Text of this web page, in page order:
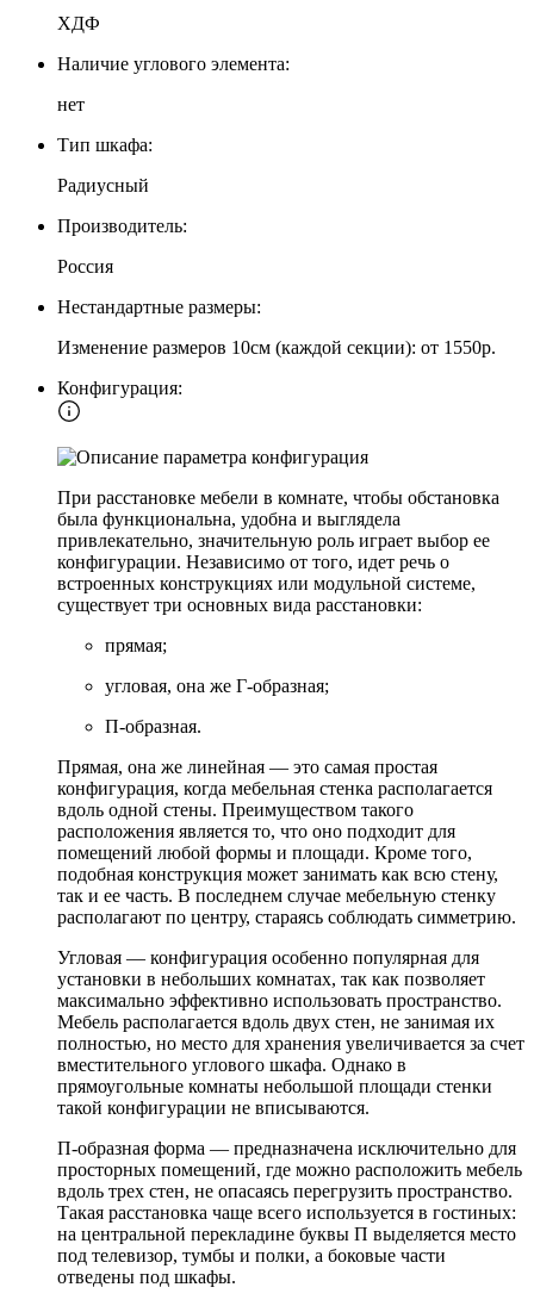
ХДФ
Наличие углового элемента:
нет
Тип шкафа:
Радиусный
Производитель:
Россия
Нестандартные размеры:
Изменение размеров 10см (каждой секции): от 1550р.
Конфигурация:
При расстановке мебели в комнате, чтобы обстановка
была функциональна, удобна и выглядела
привлекательно, значительную роль играет выбор ее
конфигурации. Независимо от того, идет речь о
встроенных конструкциях или модульной системе,
существует три основных вида расстановки:
прямая;
угловая, она же Г-образная;
П-образная.
Прямая, она же линейная — это самая простая
конфигурация, когда мебельная стенка располагается
вдоль одной стены. Преимуществом такого
расположения является то, что оно подходит для
помещений любой формы и площади. Кроме того,
подобная конструкция может занимать как всю стену,
так и ее часть. В последнем случае мебельную стенку
располагают по центру, стараясь соблюдать симметрию.
Угловая — конфигурация особенно популярная для
установки в небольших комнатах, так как позволяет
максимально эффективно использовать пространство.
Мебель располагается вдоль двух стен, не занимая их
полностью, но место для хранения увеличивается за счет
вместительного углового шкафа. Однако в
прямоугольные комнаты небольшой площади стенки
такой конфигурации не вписываются.
П-образная форма — предназначена исключительно для
просторных помещений, где можно расположить мебель
вдоль трех стен, не опасаясь перегрузить пространство.
Такая расстановка чаще всего используется в гостиных:
на центральной перекладине буквы П выделяется место
под телевизор, тумбы и полки, а боковые части
отведены под шкафы.